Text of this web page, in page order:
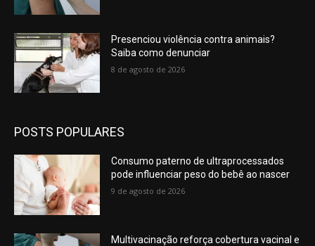
Presenciou violência contra animais?
Saiba como denunciar
8 de agosto de 2026
POSTS POPULARES
Consumo paterno de ultraprocessados
pode influenciar peso do bebê ao nascer
9 de agosto de 2026
Multivacinação reforça cobertura vacinal e